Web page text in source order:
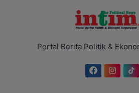
Portal Berita Politik &